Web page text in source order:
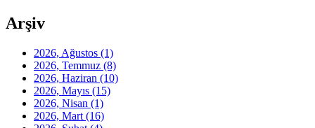
Arşiv
2026, Ağustos (1)
2026, Temmuz (8)
2026, Haziran (10)
2026, Mayıs (15)
2026, Nisan (1)
2026, Mart (16)